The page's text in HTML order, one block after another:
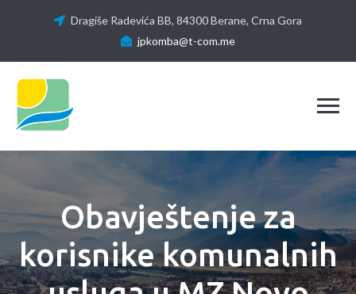
Dragiše Radevića BB, 84300 Berane, Crna Gora
jpkomba@t-com.me
Obavještenje za
korisnike komunalnih